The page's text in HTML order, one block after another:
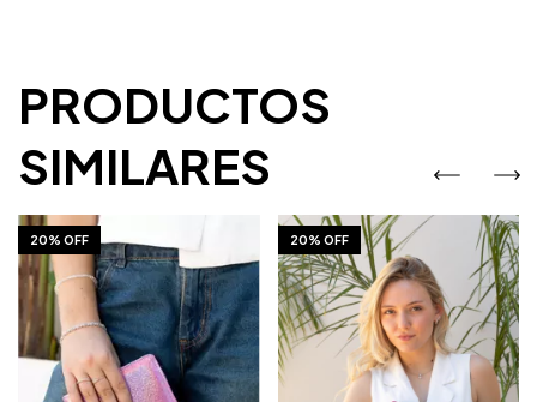
PRODUCTOS
SIMILARES
20% OFF 20% OFF